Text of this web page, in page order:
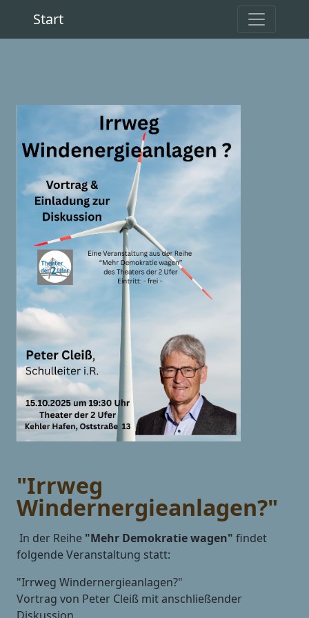
Start
"Irrweg
Windernergieanlagen?"
In der Reihe "Mehr Demokratie wagen" findet
folgende Veranstaltung statt:
"Irrweg Windernergieanlagen?"
Vortrag von Peter Cleiß mit anschließender